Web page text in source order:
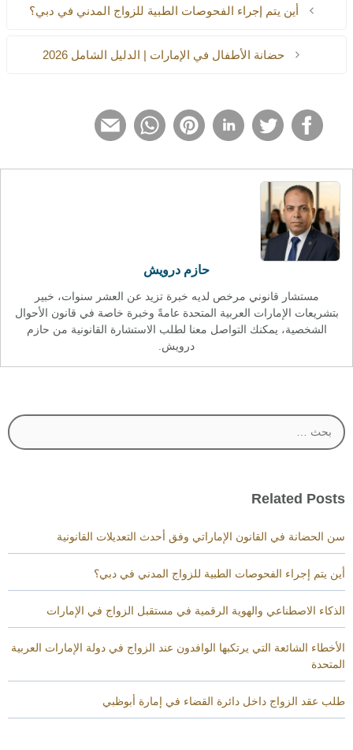
أين يتم إجراء الفحوصات الطبية للزواج المدني في دبي؟
حضانة الأطفال في الإمارات | الدليل الشامل 2026
حازم درويش
مستشار قانوني مرخص لديه خبرة تزيد عن العشر سنوات، خبير
بتشريعات الإمارات العربية المتحدة عامةً وخبرة خاصة في قانون الأحوال
الشخصية، يمكنك التواصل معنا لطلب الاستشارة القانونية من حازم
درويش.
البحث
عن:
Related Posts
سن الحضانة في القانون الإماراتي وفق أحدث التعديلات القانونية
أين يتم إجراء الفحوصات الطبية للزواج المدني في دبي؟
الذكاء الاصطناعي والهوية الرقمية في مستقبل الزواج في الإمارات
الأخطاء الشائعة التي يرتكبها الوافدون عند الزواج في دولة الإمارات العربية
المتحدة
طلب عقد الزواج داخل دائرة القضاء في إمارة أبوظبي